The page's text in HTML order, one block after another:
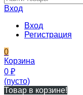
Вход
Вход
Регистрация
0
Корзина
0 ₽
(пусто)
Товар в корзине!